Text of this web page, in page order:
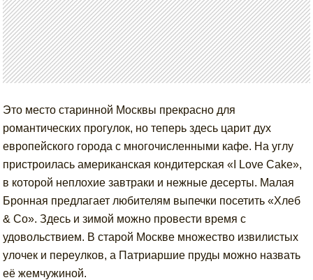
Это место старинной Москвы прекрасно для
романтических прогулок, но теперь здесь царит дух
европейского города с многочисленными кафе. На углу
пристроилась американская кондитерская «I Love Cake»,
в которой неплохие завтраки и нежные десерты. Малая
Бронная предлагает любителям выпечки посетить «Хлеб
& Co». Здесь и зимой можно провести время с
удовольствием. В старой Москве множество извилистых
улочек и переулков, а Патриаршие пруды можно назвать
её жемчужиной.